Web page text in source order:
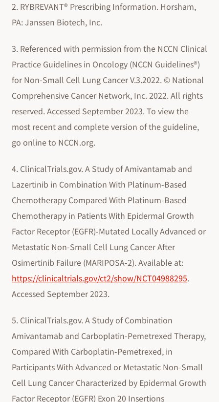
2. RYBREVANT® Prescribing Information. Horsham,
PA: Janssen Biotech, Inc.
3. Referenced with permission from the NCCN Clinical
Practice Guidelines in Oncology (NCCN Guidelines®)
for Non-Small Cell Lung Cancer V.3.2022. © National
Comprehensive Cancer Network, Inc. 2022. All rights
reserved. Accessed September 2023. To view the
most recent and complete version of the guideline,
go online to NCCN.org.
4. ClinicalTrials.gov. A Study of Amivantamab and
Lazertinib in Combination With Platinum-Based
Chemotherapy Compared With Platinum-Based
Chemotherapy in Patients With Epidermal Growth
Factor Receptor (EGFR)-Mutated Locally Advanced or
Metastatic Non-Small Cell Lung Cancer After
Osimertinib Failure (MARIPOSA-2). Available at:
https://clinicaltrials.gov/ct2/show/NCT04988295.
Accessed September 2023.
5. ClinicalTrials.gov. A Study of Combination
Amivantamab and Carboplatin-Pemetrexed Therapy,
Compared With Carboplatin-Pemetrexed, in
Participants With Advanced or Metastatic Non-Small
Cell Lung Cancer Characterized by Epidermal Growth
Factor Receptor (EGFR) Exon 20 Insertions